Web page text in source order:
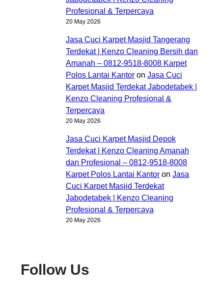
Profesional & Terpercaya
20 May 2026
Jasa Cuci Karpet Masjid Tangerang
Terdekat | Kenzo Cleaning Bersih dan
Amanah – 0812-9518-8008 Karpet
Polos Lantai Kantor on Jasa Cuci
Karpet Masjid Terdekat Jabodetabek |
Kenzo Cleaning Profesional &
Terpercaya
20 May 2026
Jasa Cuci Karpet Masjid Depok
Terdekat | Kenzo Cleaning Amanah
dan Profesional – 0812-9518-8008
Karpet Polos Lantai Kantor on Jasa
Cuci Karpet Masjid Terdekat
Jabodetabek | Kenzo Cleaning
Profesional & Terpercaya
20 May 2026
Follow Us